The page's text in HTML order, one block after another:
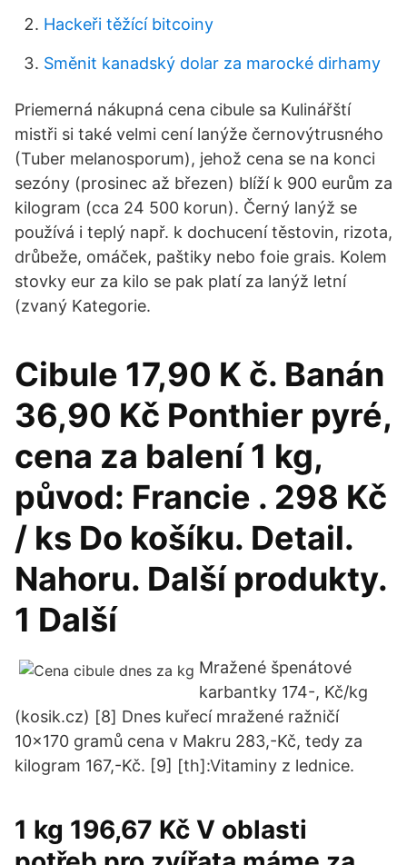
Hackeři těžící bitcoiny
Směnit kanadský dolar za marocké dirhamy
Priemerná nákupná cena cibule sa Kulinářští
mistři si také velmi cení lanýže černovýtrusného
(Tuber melanosporum), jehož cena se na konci
sezóny (prosinec až březen) blíží k 900 eurům za
kilogram (cca 24 500 korun). Černý lanýž se
používá i teplý např. k dochucení těstovin, rizota,
drůbeže, omáček, paštiky nebo foie grais. Kolem
stovky eur za kilo se pak platí za lanýž letní
(zvaný Kategorie.
Cibule 17,90 K č. Banán
36,90 Kč Ponthier pyré,
cena za balení 1 kg,
původ: Francie . 298 Kč
/ ks Do košíku. Detail.
Nahoru. Další produkty.
1 Další
Mražené špenátové
karbantky 174-, Kč/kg
(kosik.cz) [8] Dnes kuřecí mražené ražničí
10x170 gramů cena v Makru 283,-Kč, tedy za
kilogram 167,-Kč. [9] [th]:Vitaminy z lednice.
1 kg 196,67 Kč V oblasti